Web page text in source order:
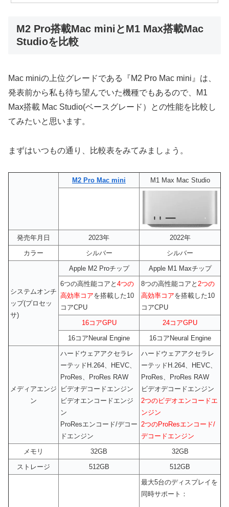
M2 Pro搭載Mac miniとM1 Max搭載Mac
Studioを比較
Mac miniの上位グレードである『M2 Pro Mac mini』は、
発表前から私も待ち望んでいた機種でもあるので、M1
Max搭載 Mac Studio(ベースグレード）との性能を比較し
てみたいと思います。
まずはいつもの通り、比較表をみてみましょう。
M2 Pro Mac mini M1 Max Mac Studio
発売年月日 2023年
2022年
カラー
シルバー シルバー
システムオンチ
ップ(プロセッ
サ)
Apple M2 Proチップ
Apple M1 Maxチップ
6つの高性能コアと 4つの
高効率コアを搭載した10
コアCPU
8つの高性能コアと 2つの
高効率コアを搭載した10
コアCPU
16コアGPU
24コアGPU
16コアNeural Engine
16コアNeural Engine
メディアエンジ
ン
ハードウェアアクセラレ
ーテッドH.264、HEVC、
ProRes、ProRes RAW
ビデオデコードエンジン
ビデオエンコードエンジ
ン
ProResエンコード/デコー
ドエンジン
ハードウェアアクセラレ
ーテッドH.264、HEVC、
ProRes、ProRes RAW
ビデオデコードエンジン
2つのビデオエンコードエ
ンジン
2つのProResエンコード/
デコードエンジン
メモリ
32GB
32GB
ストレージ
512GB
512GB
最大5台のディスプレイを
同時サポート：